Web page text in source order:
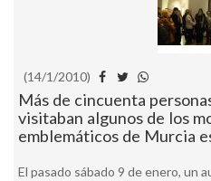
(14/1/2010)
Más de cincuenta
visitaban algunos de los
emblemáticos de Murcia
El pasado sábado 9 de enero, un